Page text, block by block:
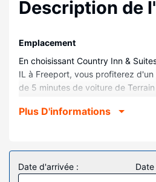
Description de
Emplacement
En choisissant Country Inn &
IL à Freeport, vous profiterez
de 5 minutes de voiture de
Musée d'histoire de Stephenson
Les 66 chambres climatisées de
invitent à la détente et
Plus D'informations
Date d'arrivée :